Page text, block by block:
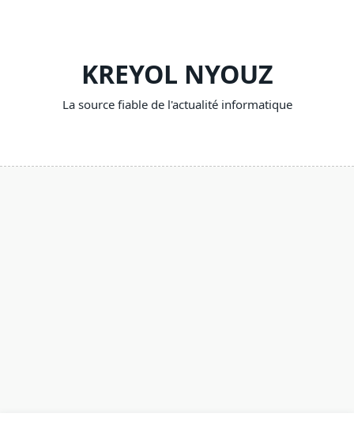
KREYOL NYOUZ
La source fiable de l'actualité informatique